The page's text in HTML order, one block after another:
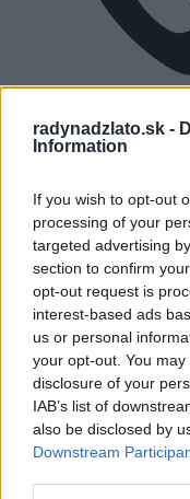
radynadzlato.sk -
Information
If you wish to opt-out
processing of your
targeted advertising
section to confirm
opt-out request is
interest-based ads
us or personal
your opt-out. You
disclosure of your
IAB’s list of
also be disclosed by
Downstream